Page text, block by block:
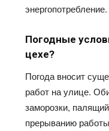
энергопотребление.
Погодные
цехе?
Погода вносит
работ на улице.
заморозки,
прерыванию